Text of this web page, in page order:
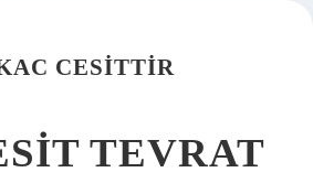
CESITTIR
TEVRAT